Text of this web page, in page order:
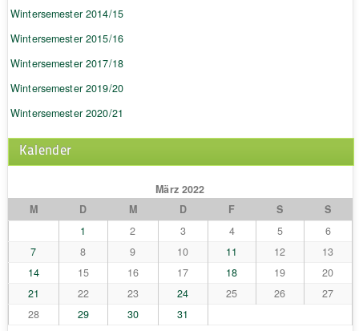
Wintersemester 2014/15
Wintersemester 2015/16
Wintersemester 2017/18
Wintersemester 2019/20
Wintersemester 2020/21
Kalender
März 2022
M
D M D F S
S
1
2 3 4 5
6
7
8 9 10 11 12
13
14
15 16 17 18 19
20
21
22 23 24 25 26
27
28
29 30 31